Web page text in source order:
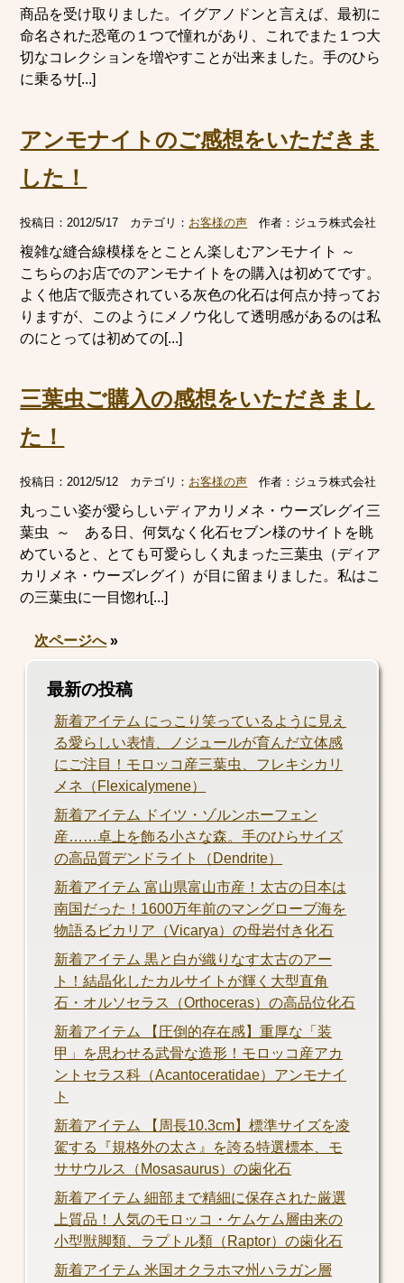
商品を受け取りました。イグアノドンと言えば、最初に
命名された恐竜の１つで憧れがあり、これでまた１つ大
切なコレクションを増やすことが出来ました。手のひら
に乗るサ[...]
アンモナイトのご感想をいただきま
した！
投稿日：2012/5/17 カテゴリ： お客様の声 作者： ジュラ株式会社
複雑な縫合線模様をとことん楽しむアンモナイト ～
こちらのお店でのアンモナイトをの購入は初めてです。
よく他店で販売されている灰色の化石は何点か持ってお
りますが、このようにメノウ化して透明感があるのは私
のにとっては初めての[...]
三葉虫ご購入の感想をいただきまし
た！
投稿日：2012/5/12 カテゴリ： お客様の声 作者： ジュラ株式会社
丸っこい姿が愛らしいディアカリメネ・ウーズレグイ三
葉虫 ～ ある日、何気なく化石セブン様のサイトを眺
めていると、とても可愛らしく丸まった三葉虫（ディア
カリメネ・ウーズレグイ）が目に留まりました。私はこ
の三葉虫に一目惚れ[...]
次ページへ»
最新の投稿
新着アイテム にっこり笑っているように見え
る愛らしい表情、ノジュールが育んだ立体感
にご注目！モロッコ産三葉虫、フレキシカリ
メネ（Flexicalymene）
新着アイテム ドイツ・ゾルンホーフェン
産……卓上を飾る小さな森。手のひらサイズ
の高品質デンドライト（Dendrite）
新着アイテム 富山県富山市産！太古の日本は
南国だった！1600万年前のマングローブ海を
物語るビカリア（Vicarya）の母岩付き化石
新着アイテム 黒と白が織りなす太古のアー
ト！結晶化したカルサイトが輝く大型直角
石・オルソセラス（Orthoceras）の高品位化石
新着アイテム 【圧倒的存在感】重厚な「装
甲」を思わせる武骨な造形！モロッコ産アカ
ントセラス科（Acantoceratidae）アンモナイ
ト
新着アイテム 【周長10.3cm】標準サイズを凌
駕する『規格外の太さ』を誇る特選標本、モ
ササウルス（Mosasaurus）の歯化石
新着アイテム 細部まで精細に保存された厳選
上質品！人気のモロッコ・ケムケム層由来の
小型獣脚類、ラプトル類（Raptor）の歯化石
新着アイテム 米国オクラホマ州ハラガン層